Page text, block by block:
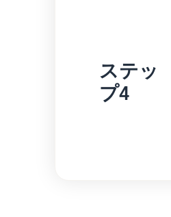
ステッ
プ4